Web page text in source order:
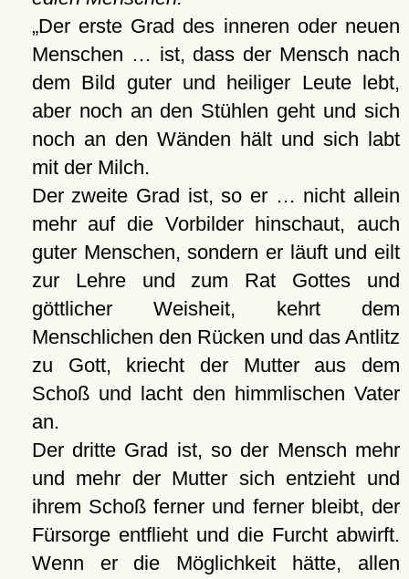
Der erste Grad des inneren oder neuen
Menschen … ist, dass der Mensch nach
dem Bild guter und heiliger Leute lebt,
aber noch an den Stühlen geht und sich
noch an den Wänden hält und sich labt
mit der Milch.
Der zweite Grad ist, so er … nicht allein
mehr auf die Vorbilder hinschaut, auch
guter Menschen, sondern er läuft und eilt
zur Lehre und zum Rat Gottes und
göttlicher Weisheit, kehrt dem
Menschlichen den Rücken und das Antlitz
zu Gott, kriecht der Mutter aus dem
Schoß und lacht den himmlischen Vater
an.
Der dritte Grad ist, so der Mensch mehr
und mehr der Mutter sich entzieht und
ihrem Schoß ferner und ferner bleibt, der
Fürsorge entflieht und die Furcht abwirft.
Wenn er die Möglichkeit hätte, allen